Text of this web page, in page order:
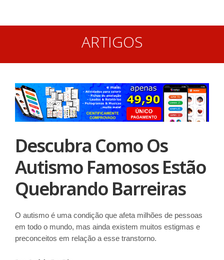
ARTIGOS
Descubra Como Os
Autismo Famosos Estão
Quebrando Barreiras
O autismo é uma condição que afeta milhões de pessoas
em todo o mundo, mas ainda existem muitos estigmas e
preconceitos em relação a esse transtorno.